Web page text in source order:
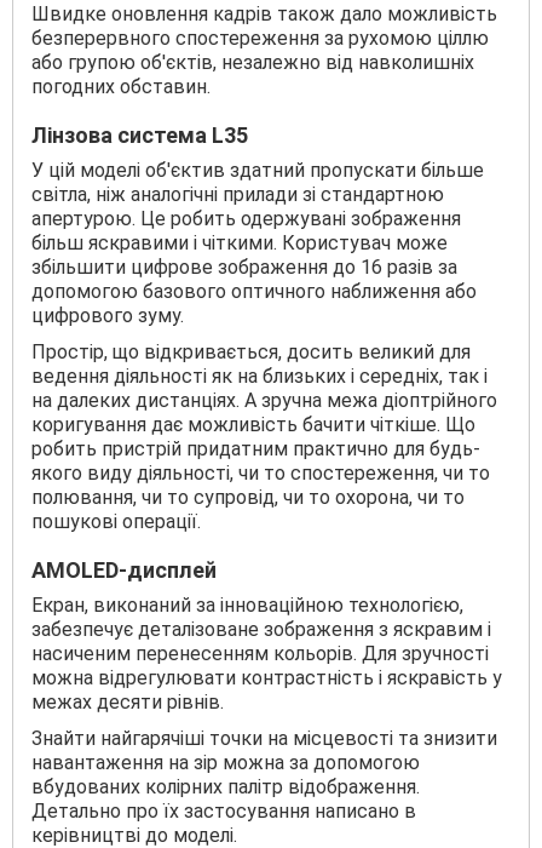
Швидке оновлення кадрів також дало можливість
безперервного спостереження за рухомою ціллю
або групою об'єктів, незалежно від навколишніх
погодних обставин.
Лінзова система L35
У цій моделі об'єктив здатний пропускати більше
світла, ніж аналогічні прилади зі стандартною
апертурою. Це робить одержувані зображення
більш яскравими і чіткими. Користувач може
збільшити цифрове зображення до 16 разів за
допомогою базового оптичного наближення або
цифрового зуму.
Простір, що відкривається, досить великий для
ведення діяльності як на близьких і середніх, так і
на далеких дистанціях. А зручна межа діоптрійного
коригування дає можливість бачити чіткіше. Що
робить пристрій придатним практично для будь-
якого виду діяльності, чи то спостереження, чи то
полювання, чи то супровід, чи то охорона, чи то
пошукові операції.
AMOLED-дисплей
Екран, виконаний за інноваційною технологією,
забезпечує деталізоване зображення з яскравим і
насиченим перенесенням кольорів. Для зручності
можна відрегулювати контрастність і яскравість у
межах десяти рівнів.
Знайти найгарячіші точки на місцевості та знизити
навантаження на зір можна за допомогою
вбудованих колірних палітр відображення.
Детально про їх застосування написано в
керівництві до моделі.